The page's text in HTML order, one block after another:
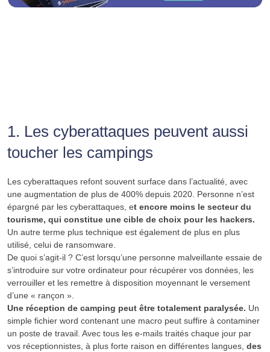
1. Les cyberattaques peuvent aussi
toucher les campings
Les cyberattaques refont souvent surface dans l’actualité, avec
une augmentation de plus de 400% depuis 2020. Personne n’est
épargné par les cyberattaques, et encore moins le secteur du
tourisme, qui constitue une cible de choix pour les hackers.
Un autre terme plus technique est également de plus en plus
utilisé, celui de ransomware.
De quoi s’agit-il ? C’est lorsqu’une personne malveillante essaie de
s’introduire sur votre ordinateur pour récupérer vos données, les
verrouiller et les remettre à disposition moyennant le versement
d’une « rançon ».
Une réception de camping peut être totalement paralysée. Un
simple fichier word contenant une macro peut suffire à contaminer
un poste de travail. Avec tous les e-mails traités chaque jour par
vos réceptionnistes, à plus forte raison en différentes langues, des